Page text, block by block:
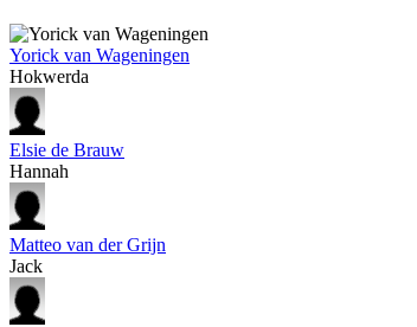
Yorick van Wageningen
Hokwerda
Elsie de Brauw
Hannah
Matteo van der Grijn
Jack